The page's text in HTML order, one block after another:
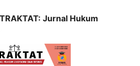
Jurnal Hukum